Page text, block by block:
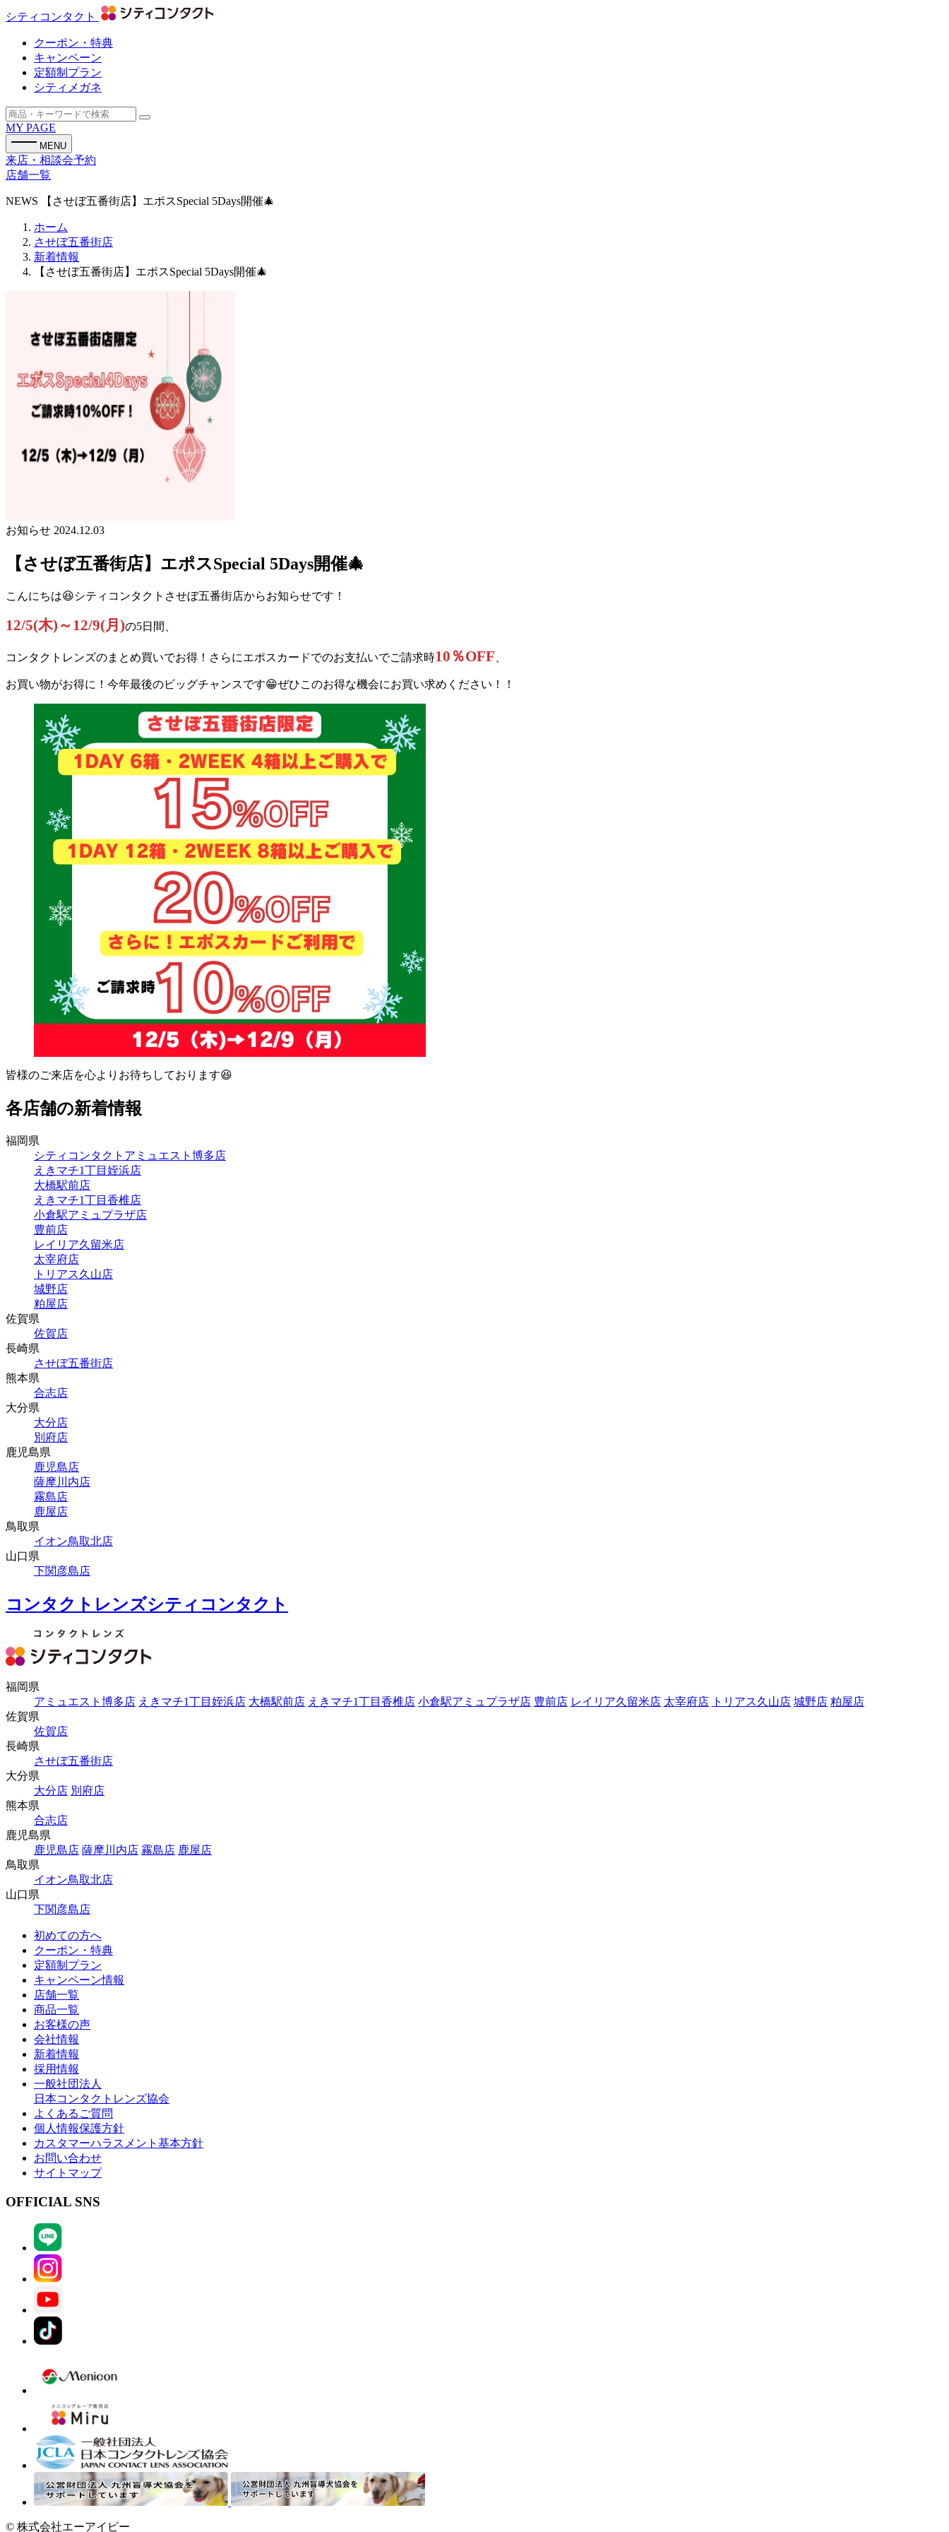
シティコンタクト
クーポン・特典
キャンペーン
定額制プラン
シティメガネ
MY PAGE
MENU
来店・相談会予約
店舗一覧
NEWS 【させぼ五番街店】エポスSpecial 5Days開催🎄
ホーム
させぼ五番街店
新着情報
【させぼ五番街店】エポスSpecial 5Days開催🎄
お知らせ 2024.12.03
【させぼ五番街店】エポスSpecial 5Days開催🎄
こんにちは😆シティコンタクトさせぼ五番街店からお知らせです！
12/5(木)～12/9(月)の5日間、
コンタクトレンズのまとめ買いでお得！さらにエポスカードでのお支払いでご請求時10％OFF
お買い物がお得に！今年最後のビッグチャンスです😁ぜひこのお得な機会にお買い求めください！！
皆様のご来店を心よりお待ちしております😆
各店舗の新着情報
福岡県
シティコンタクトアミュエスト博多店
えきマチ1丁目姪浜店
大橋駅前店
えきマチ1丁目香椎店
小倉駅アミュプラザ店
豊前店
レイリア久留米店
太宰府店
トリアス久山店
城野店
粕屋店
佐賀県
佐賀店
長崎県
させぼ五番街店
熊本県
合志店
大分県
大分店
別府店
鹿児島県
鹿児島店
薩摩川内店
霧島店
鹿屋店
鳥取県
イオン鳥取北店
山口県
下関彦島店
コンタクトレンズシティコンタクト
福岡県
アミュエスト博多店 えきマチ1丁目姪浜店 大橋駅前店 えきマチ1丁目香椎店 小倉駅アミュプラザ店 豊前店 レイリア久留米店 太宰府店 トリアス久山店 城野店 粕屋店
佐賀県
佐賀店
長崎県
させぼ五番街店
大分県
大分店 別府店
熊本県
合志店
鹿児島県
鹿児島店 薩摩川内店 霧島店 鹿屋店
鳥取県
イオン鳥取北店
山口県
下関彦島店
初めての方へ
クーポン・特典
定額制プラン
キャンペーン情報
店舗一覧
商品一覧
お客様の声
会社情報
新着情報
採用情報
一般社団法人
日本コンタクトレンズ協会
よくあるご質問
個人情報保護方針
カスタマーハラスメント基本方針
お問い合わせ
サイトマップ
OFFICIAL SNS
© 株式会社エーアイピー